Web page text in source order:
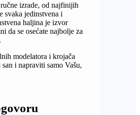
izrade, od najfinijih
svaka jedinstvena i
haljina je izvor
da se osećate najbolje za
modelatora i krojača
i napraviti samo Vašu,